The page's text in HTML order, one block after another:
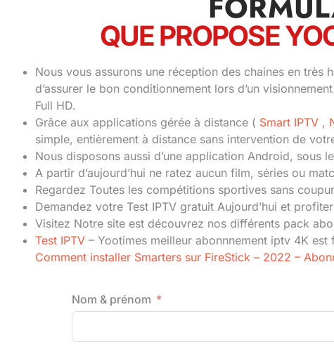
QUE PROPOSE
Nous vous assurons une réception des chaines en
d’assurer le bon conditionnement lors d’un
Full HD.
Grâce aux applications gérée à distance ( Smart IPTV ,
simple, entièrement à distance sans intervention de
Nous disposons aussi d’une application Android, sous
A partir d’aujourd’hui ne ratez aucun film, séries ou
Regardez Toutes les compétitions sportives sans
Demandez votre Test IPTV gratuit Aujourd’hui et
Visitez Notre site est découvrez nos différents pack
Test IPTV – Yootimes meilleur abonnnement iptv 4K
Comment installer Smarters sur FireStick – 2022 –
Nom & prénom